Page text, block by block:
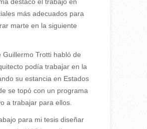
más adecuados para
marte en la siguiente
Guillermo Trotti habló de
podía trabajar en la
su estancia en Estados
se topó con un programa
a trabajar para ellos.
para mi tesis diseñar